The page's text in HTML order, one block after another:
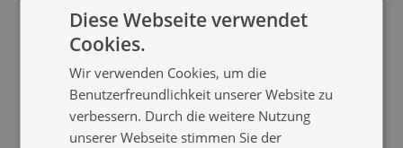
Diese Webseite verwendet
Cookies.
Wir verwenden Cookies, um die
Benutzerfreundlichkeit unserer Website zu
verbessern. Durch die weitere Nutzung
unserer Webseite stimmen Sie der